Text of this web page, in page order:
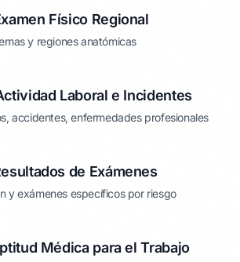
Físico Regional
y regiones anatómicas
Laboral e Incidentes
accidentes, enfermedades profesionales
de Exámenes
y exámenes específicos por riesgo
Médica para el Trabajo